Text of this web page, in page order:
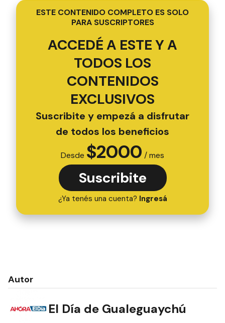
ESTE CONTENIDO COMPLETO ES SOLO
PARA SUSCRIPTORES
ACCEDÉ A ESTE Y A
TODOS LOS
CONTENIDOS
EXCLUSIVOS
Suscribite y empezá a disfrutar
de todos los beneficios
Desde $2000 / mes
Suscribite
¿Ya tenés una cuenta? Ingresá
Autor
El Día de Gualeguaychú